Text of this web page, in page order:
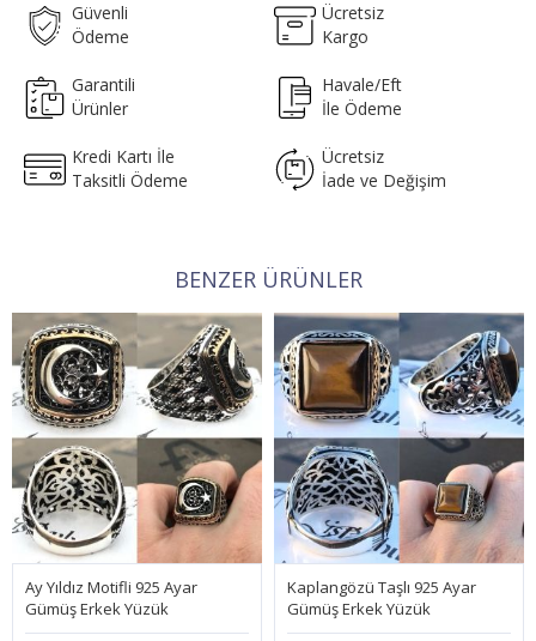
Güvenli
Ödeme
Ücretsiz
Kargo
Garantili
Ürünler
Havale/Eft
İle Ödeme
Kredi Kartı İle
Taksitli Ödeme
Ücretsiz
İade ve Değişim
BENZER ÜRÜNLER
Ay Yıldız Motifli 925 Ayar
Gümüş Erkek Yüzük
Kaplangözü Taşlı 925 Ayar
Gümüş Erkek Yüzük